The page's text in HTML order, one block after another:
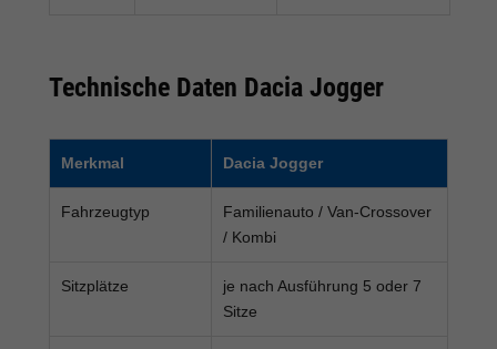
Technische Daten Dacia Jogger
Merkmal Dacia Jogger
Fahrzeugtyp
Familienauto / Van-Crossover
/ Kombi
Sitzplätze
je nach Ausführung 5 oder 7
Sitze